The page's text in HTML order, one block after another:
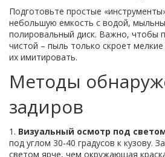
Подготовьте простые
небольшую емкость с водой,
полировальный диск. Важно, чтобы
чистой – пыль только скроет
их имитировать.
Методы
задиров
1. Визуальный осмотр под
под углом 30‑40 градусов к кузову.
светом ярче, чем окружающая